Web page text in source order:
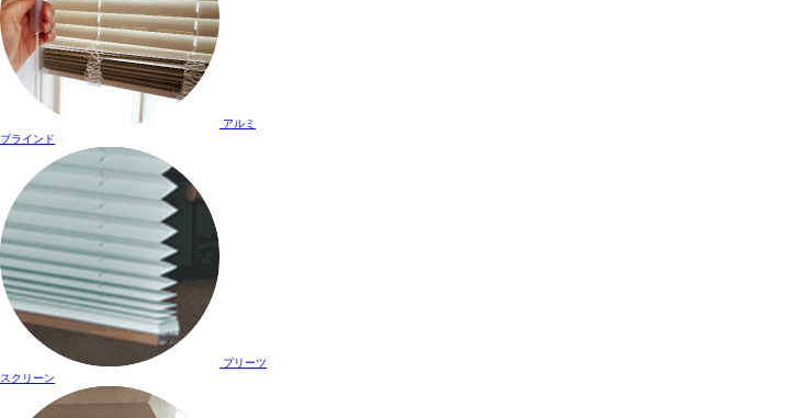
アルミ
ブラインド
プリーツ
スクリーン